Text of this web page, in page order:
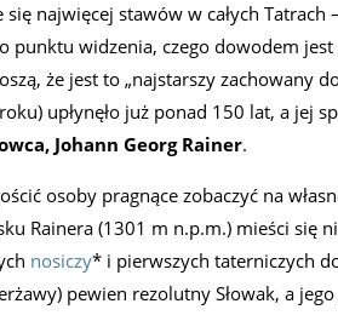
najwięcej stawów w całych Tatrach
punktu widzenia, czego dowodem jest
że jest to „najstarszy zachowany
upłynęło już ponad 150 lat, a jej
Johann Georg Rainer.
osoby pragnące zobaczyć na
Rainera (1301 m n.p.m.) mieści się
nosiczy* i pierwszych taterniczych
pewien rezolutny Słowak, a